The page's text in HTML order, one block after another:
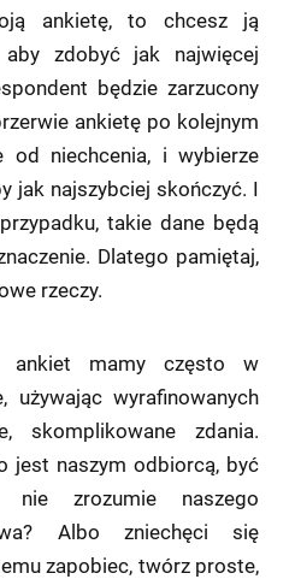
ankietę, to chcesz ją
zdobyć jak najwięcej
będzie zarzucony
ankietę po kolejnym
od niechcenia, i wybierze
jak najszybciej skończyć. I
takie dane będą
Dlatego pamiętaj,
rzeczy.
ankiet mamy często w
używając wyrafinowanych
skomplikowane zdania.
jest naszym odbiorcą, być
zrozumie naszego
Albo zniechęci się
zapobiec, twórz proste,